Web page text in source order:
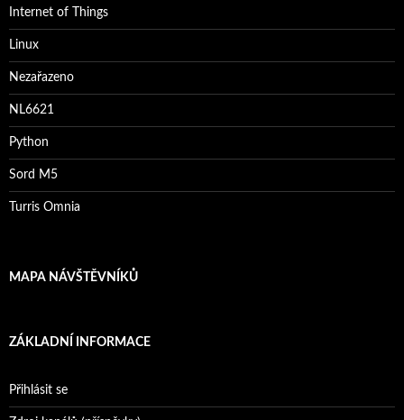
Internet of Things
Linux
Nezařazeno
NL6621
Python
Sord M5
Turris Omnia
MAPA NÁVŠTĚVNÍKŮ
ZÁKLADNÍ INFORMACE
Přihlásit se